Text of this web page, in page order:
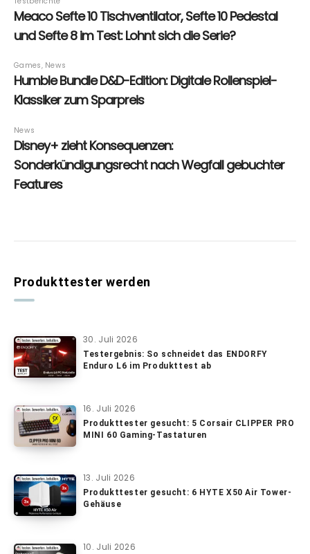
Produkttester werden
30. Juli 2026
Testergebnis: So schneidet das ENDORFY
Enduro L6 im Produkttest ab
16. Juli 2026
Produkttester gesucht: 5 Corsair CLIPPER PRO
MINI 60 Gaming-Tastaturen
13. Juli 2026
Produkttester gesucht: 6 HYTE X50 Air Tower-
Gehäuse
10. Juli 2026